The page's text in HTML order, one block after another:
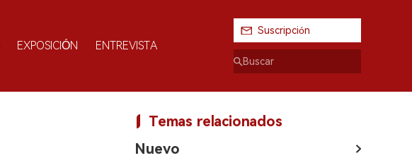
EXPOSICIÓN ENTREVISTA
Suscripción
Temas relacionados
Nuevo